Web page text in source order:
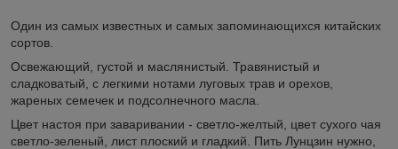
Один из самых известных и самых запоминающихся китайских
сортов.
Освежающий, густой и маслянистый. Травянистый и
сладковатый, с легкими нотами луговых трав и орехов,
жареных семечек и подсолнечного масла.
Цвет настоя при заваривании - светло-желтый, цвет сухого чая
светло-зеленый, лист плоский и гладкий. Пить Лунцзин нужно,